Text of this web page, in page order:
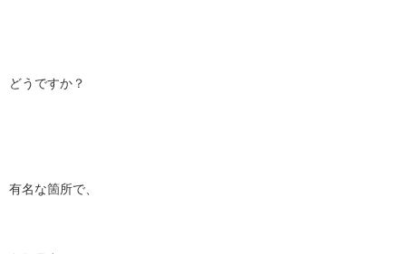
どうですか？
有名な箇所で、